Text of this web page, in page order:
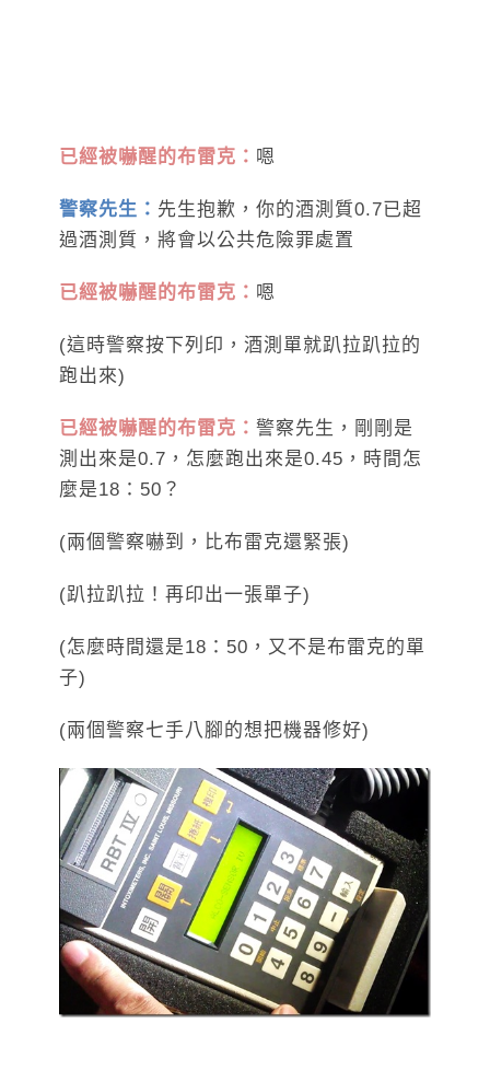
已經被嚇醒的布雷克： 嗯
警察先生： 先生抱歉，你的酒測質0.7已超
過酒測質，將會以公共危險罪處置
已經被嚇醒的布雷克： 嗯
(這時警察按下列印，酒測單就趴拉趴拉的
跑出來)
已經被嚇醒的布雷克： 警察先生，剛剛是
測出來是0.7，怎麼跑出來是0.45，時間怎
麼是18：50？
(兩個警察嚇到，比布雷克還緊張)
(趴拉趴拉！再印出一張單子)
(怎麼時間還是18：50，又不是布雷克的單
子)
(兩個警察七手八腳的想把機器修好)